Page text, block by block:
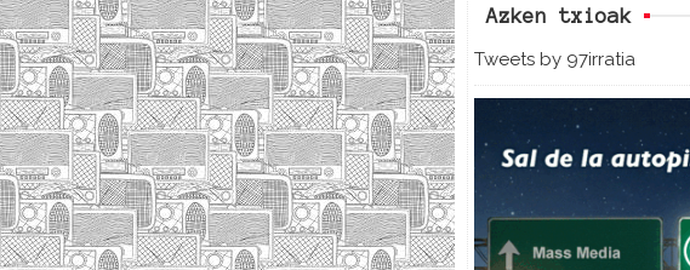
Azken txioak
Tweets by 97irratia